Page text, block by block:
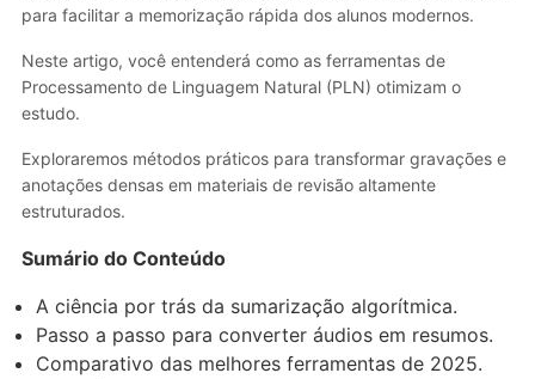
para facilitar a memorização rápida dos alunos modernos.
Neste artigo, você entenderá como as ferramentas de
Processamento de Linguagem Natural (PLN) otimizam o
estudo.
Exploraremos métodos práticos para transformar gravações e
anotações densas em materiais de revisão altamente
estruturados.
Sumário do Conteúdo
A ciência por trás da sumarização algorítmica.
Passo a passo para converter áudios em resumos.
Comparativo das melhores ferramentas de 2025.